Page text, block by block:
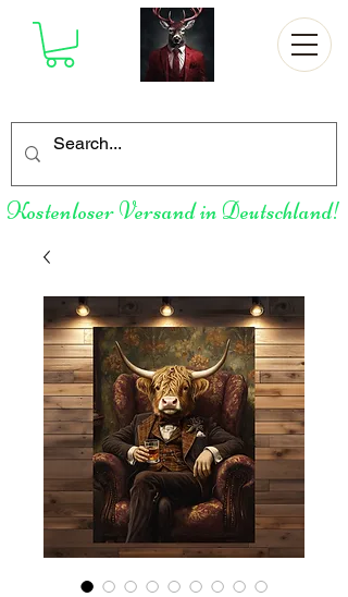
Kostenloser Versand in Deutschland!